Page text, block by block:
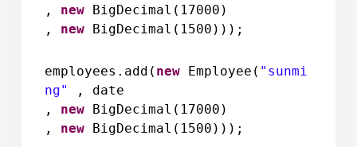
, new BigDecimal(17000)
, new BigDecimal(1500)));
employees.add( new Employee( "sunmi
ng"
, date
, new BigDecimal(17000)
, new BigDecimal(1500)));